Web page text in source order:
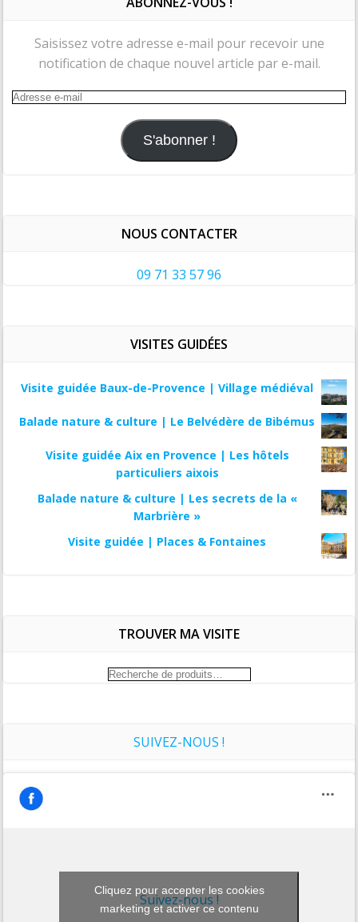
Saisissez votre adresse e-mail pour recevoir une
notification de chaque nouvel article par e-mail.
Adresse
S'abonner !
NOUS CONTACTER
09 71 33 57 96
VISITES GUIDÉES
Visite guidée Baux-de-Provence | Village médiéval
Balade nature & culture | Le Belvédère de Bibémus
Visite guidée Aix en Provence | Les hôtels
particuliers aixois
Balade nature & culture | Les secrets de la «
Marbrière »
Visite guidée | Places & Fontaines
TROUVER MA VISITE
Recherche
SUIVEZ-NOUS !
Suivez-nous !
Cliquez pour accepter les cookies
marketing et activer ce contenu